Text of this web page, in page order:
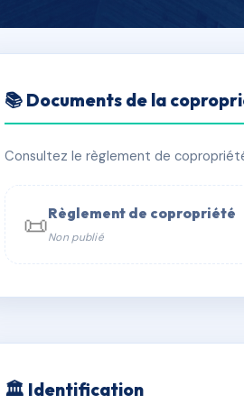
701 CARIGNAN
📍 701 che du carignan 06740
📞 Contacter Syndic Digital
📚 Documents de la
Consultez le règlement de
📜Règlement de copropriété
Non publié
🏛 Identification